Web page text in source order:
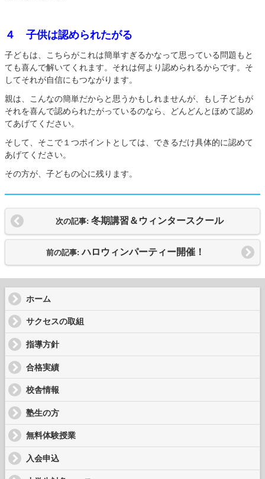
４ 子供は認められたがる
子どもは、こちらがこれは簡単すぎるかなって思っている問題もと
ても喜んで解いてくれます。それは何より認められるからです。そ
してそれが自信にもつながります。
親は、こんなの簡単だからと思うかもしれませんが、もし子どもが
それを喜んで認められたがっているのなら、どんどんとほめて認め
てあげてください。
そして、そこで１つポイントとしては、できるだけ具体的に認めて
あげてください。
その方が、子どもの心に残ります。
次の記事: 冬期講習＆ウィンタースクール
前の記事:ハロウィンパーティー開催！
ホーム
サクセスの取組
指導方針
合格実績
校舎情報
塾生の方
無料体験授業
入会申込